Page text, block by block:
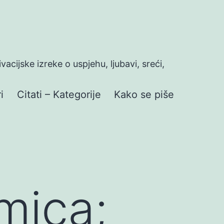
izreke o uspjehu, ljubavi, sreći,
Citati – Kategorije Kako se piše